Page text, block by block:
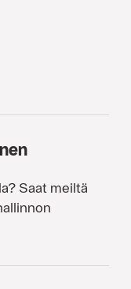
Saat meiltä